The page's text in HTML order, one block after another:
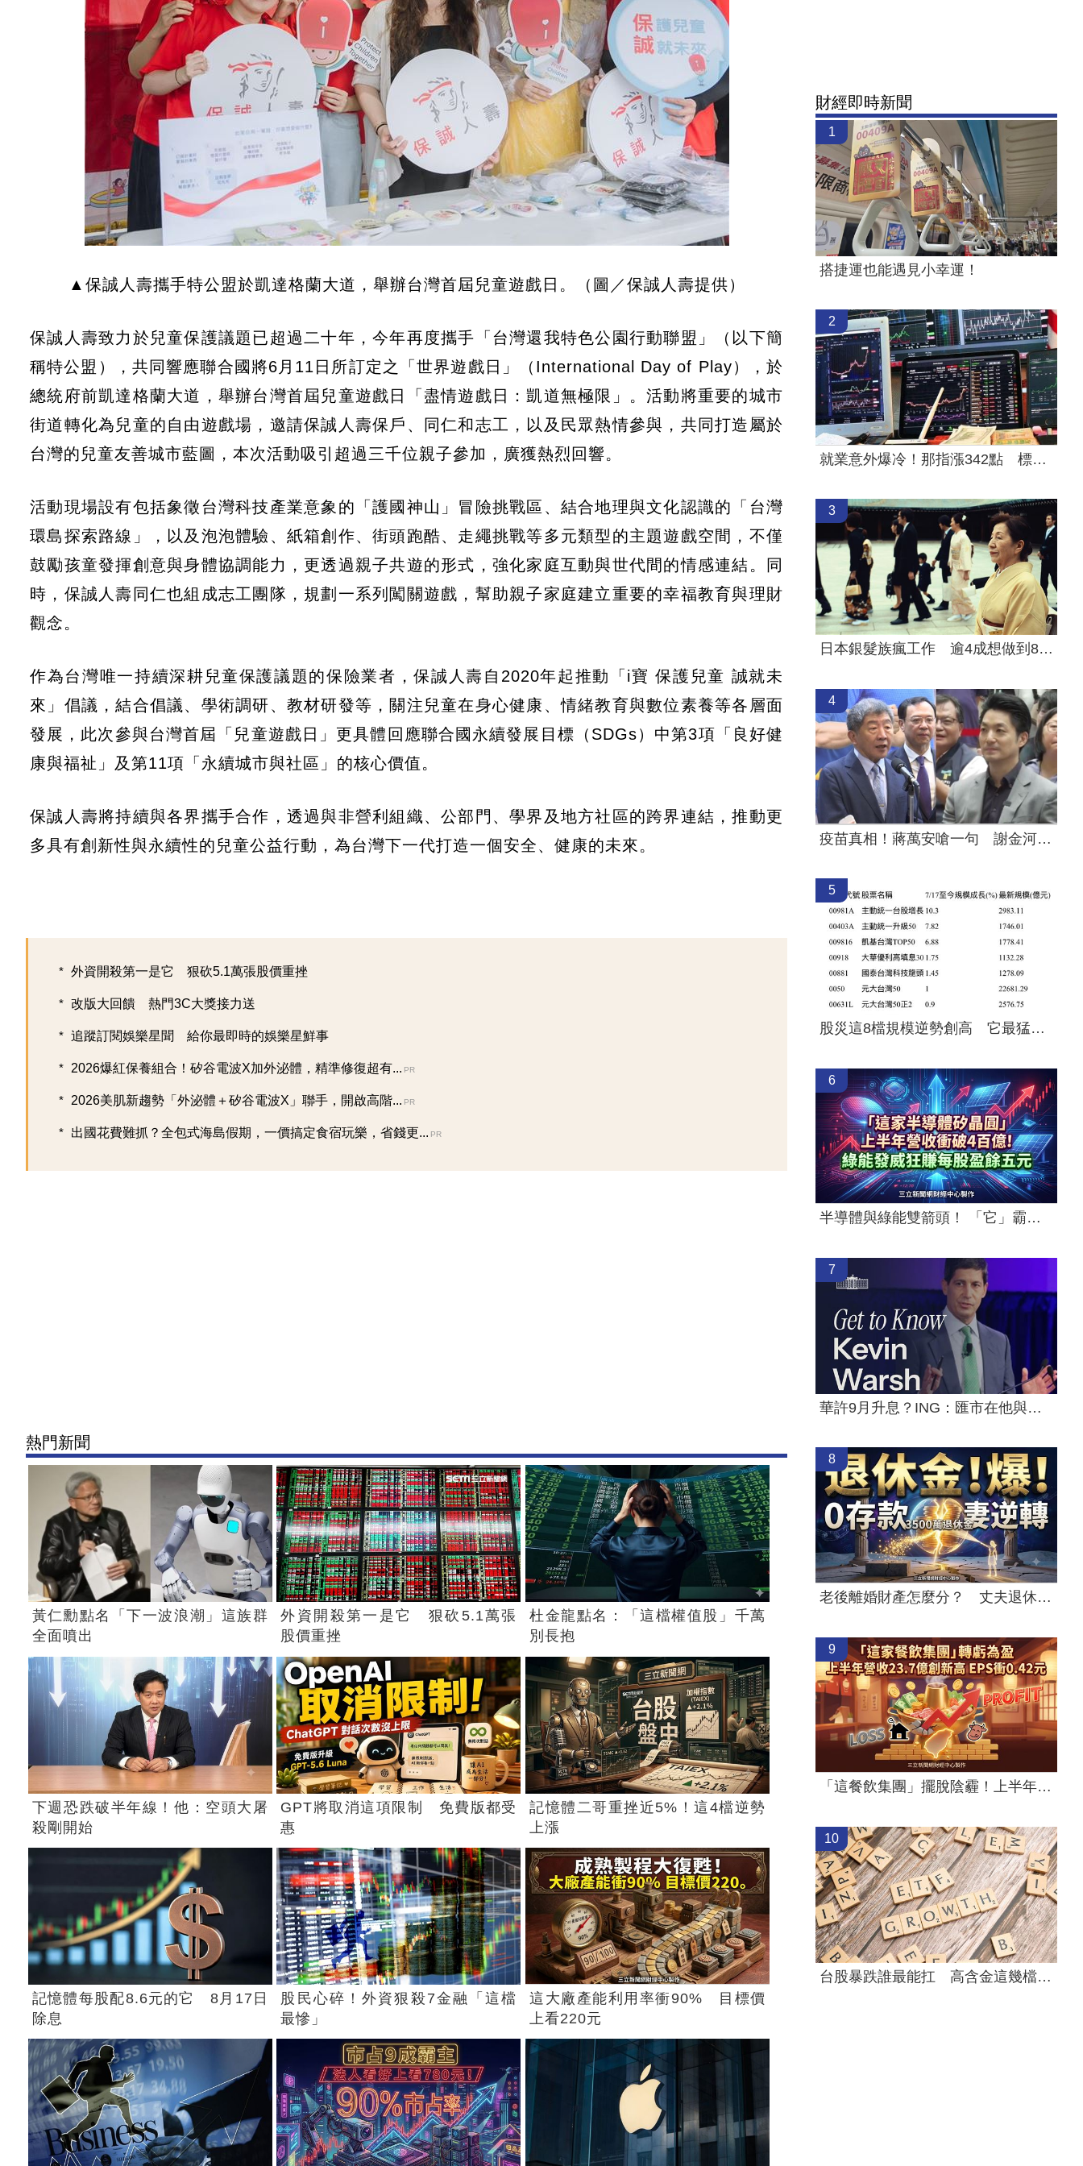
▲保誠人壽攜手特公盟於凱達格蘭大道，舉辦台灣首屆兒童遊戲日。（圖／保誠人壽提供）
保誠人壽致力於兒童保護議題已超過二十年，今年再度攜手「台灣還我特色公園行動聯盟」（以下簡
稱特公盟），共同響應聯合國將6月11日所訂定之「世界遊戲日」（International Day of Play），於
總統府前凱達格蘭大道，舉辦台灣首屆兒童遊戲日「盡情遊戲日：凱道無極限」。活動將重要的城市
街道轉化為兒童的自由遊戲場，邀請保誠人壽保戶、同仁和志工，以及民眾熱情參與，共同打造屬於
台灣的兒童友善城市藍圖，本次活動吸引超過三千位親子參加，廣獲熱烈回響。
活動現場設有包括象徵台灣科技產業意象的「護國神山」冒險挑戰區、結合地理與文化認識的「台灣
環島探索路線」，以及泡泡體驗、紙箱創作、街頭跑酷、走繩挑戰等多元類型的主題遊戲空間，不僅
鼓勵孩童發揮創意與身體協調能力，更透過親子共遊的形式，強化家庭互動與世代間的情感連結。同
時，保誠人壽同仁也組成志工團隊，規劃一系列闖關遊戲，幫助親子家庭建立重要的幸福教育與理財
觀念。
作為台灣唯一持續深耕兒童保護議題的保險業者，保誠人壽自2020年起推動「i寶 保護兒童 誠就未
來」倡議，結合倡議、學術調研、教材研發等，關注兒童在身心健康、情緒教育與數位素養等各層面
發展，此次參與台灣首屆「兒童遊戲日」更具體回應聯合國永續發展目標（SDGs）中第3項「良好健
康與福祉」及第11項「永續城市與社區」的核心價值。
保誠人壽將持續與各界攜手合作，透過與非營利組織、公部門、學界及地方社區的跨界連結，推動更
多具有創新性與永續性的兒童公益行動，為台灣下一代打造一個安全、健康的未來。
外資開殺第一是它 狠砍5.1萬張股價重挫
改版大回饋 熱門3C大獎接力送
追蹤訂閱娛樂星聞 給你最即時的娛樂星鮮事
2026爆紅保養組合！矽谷電波X加外泌體，精準修復超有... PR
2026美肌新趨勢「外泌體＋矽谷電波X」聯手，開啟高階... PR
出國花費難抓？全包式海島假期，一價搞定食宿玩樂，省錢更... PR
熱門新聞
黃仁勳點名「下一波浪潮」這族群
全面噴出
外資開殺第一是它 狠砍5.1萬張
股價重挫
杜金龍點名：「這檔權值股」千萬
別長抱
下週恐跌破半年線！他：空頭大屠
殺剛開始
GPT將取消這項限制 免費版都受
惠
記憶體二哥重挫近5%！這4檔逆勢
上漲
記憶體每股配8.6元的它 8月17日
除息
股民心碎！外資狠殺7金融「這檔
最慘」
這大廠產能利用率衝90% 目標價
上看220元
財經即時新聞
1
搭捷運也能遇見小幸運！
2
就業意外爆冷！那指漲342點 標普500新高
3
日本銀髮族瘋工作 逾4成想做到80歲
4
疫苗真相！蔣萬安嗆一句 謝金河痛心發聲
5
股災這8檔規模逆勢創高 它最猛成長逾10%
6
半導體與綠能雙箭頭！ 「它」霸氣狂賺
7
華許9月升息？ING：匯市在他與戰爭間拉鋸
8
老後離婚財產怎麼分？ 丈夫退休金拒分
9
「這餐飲集團」擺脫陰霾！上半年營收創高
10
台股暴跌誰最能扛 高含金這幾檔繳正報酬